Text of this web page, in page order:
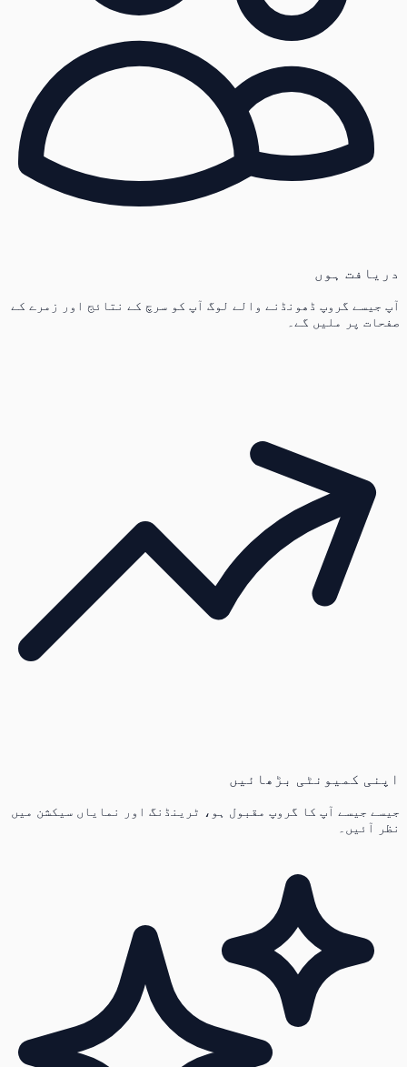
دریافت ہوں
آپ جیسے گروپ ڈھونڈنے والے لوگ آپ کو سرچ کے نتائج اور زمرے کے
صفحات پر ملیں گے۔
اپنی کمیونٹی بڑھائیں
جیسے جیسے آپ کا گروپ مقبول ہو، ٹرینڈنگ اور نمایاں سیکشن میں
نظر آئیں۔